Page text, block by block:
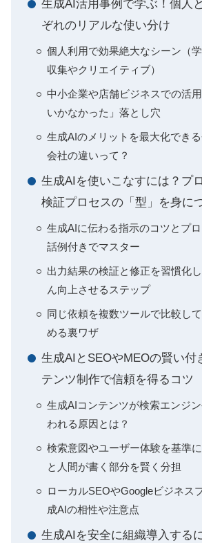
生成AI活用事例で学ぶ！個人
ぞれのリアルな使い分け
個人利用で効果絶大なシーン（
収集やクリエイティブ）
中小企業や店舗ビジネスでの活
いかなかった」落とし穴
生成AIのメリットを最大化でき
会社の違いって？
生成AIを使いこなすには？プ
検証プロセスの「型」を身に
生成AIに伝わる指示のコツとプ
話例付きでマスター
出力結果の検証と修正を習慣化
ん向上させるステップ
同じ依頼を複数ツールで比較し
める裏ワザ
生成AIとSEOやMEOの賢い付
テンツ制作で信頼を得るコツ
生成AIコンテンツが検索エンジ
われる原因とは？
検索意図やユーザー体験を基準
と人間が書く部分を賢く分担
ローカルSEOやGoogleビジネス
成AIの相性や注意点
生成AIを安全に組織導入する